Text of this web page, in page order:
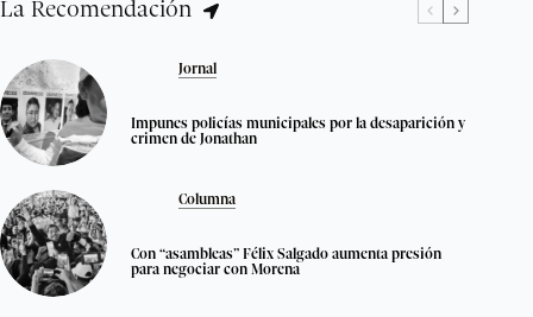
La Recomendación
Jornal
Impunes policías municipales por la desaparición y
crimen de Jonathan
Columna
Con “asambleas” Félix Salgado aumenta presión
para negociar con Morena